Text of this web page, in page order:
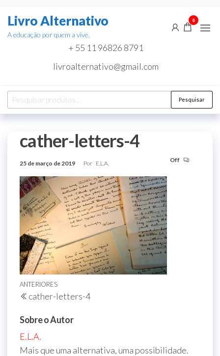
paraLivro Alternativo
A educação por quem a vive.
+ 55 11 96826 8791
livroalternativo@gmail.com
0
Pesquisar
por:
Pesquisar
cather-letters-4
25 de março de 2019 Por E.L.A. Off
Navegação
de
Post
Post
anterior
ANTERIORES
cather-letters-4
Sobre o Autor
E.L.A.
Mais que uma alternativa, uma possibilidade.